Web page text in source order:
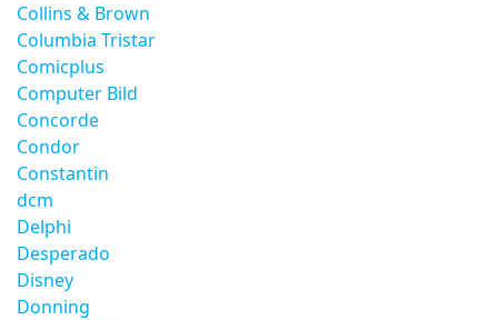
Collins & Brown
Columbia Tristar
Comicplus
Computer Bild
Concorde
Condor
Constantin
dcm
Delphi
Desperado
Disney
Donning